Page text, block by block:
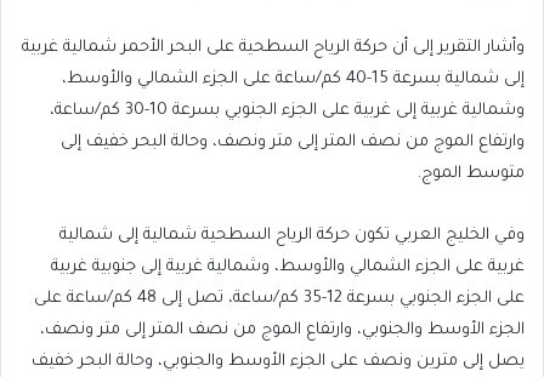
وأشار التقرير إلى أن حركة الرياح السطحية على البحر الأحمر شمالية غربية
إلى شمالية بسرعة 15-40 كم/ساعة على الجزء الشمالي والأوسط،
وشمالية غربية إلى غربية على الجزء الجنوبي بسرعة 10-30 كم/ساعة،
وارتفاع الموج من نصف المتر إلى متر ونصف، وحالة البحر خفيف إلى
متوسط الموج.
وفي الخليج العربي تكون حركة الرياح السطحية شمالية إلى شمالية
غربية على الجزء الشمالي والأوسط، وشمالية غربية إلى جنوبية غربية
على الجزء الجنوبي بسرعة 12-35 كم/ساعة، تصل إلى 48 كم/ساعة على
الجزء الأوسط والجنوبي، وارتفاع الموج من نصف المتر إلى متر ونصف،
يصل إلى مترين ونصف على الجزء الأوسط والجنوبي، وحالة البحر خفيف